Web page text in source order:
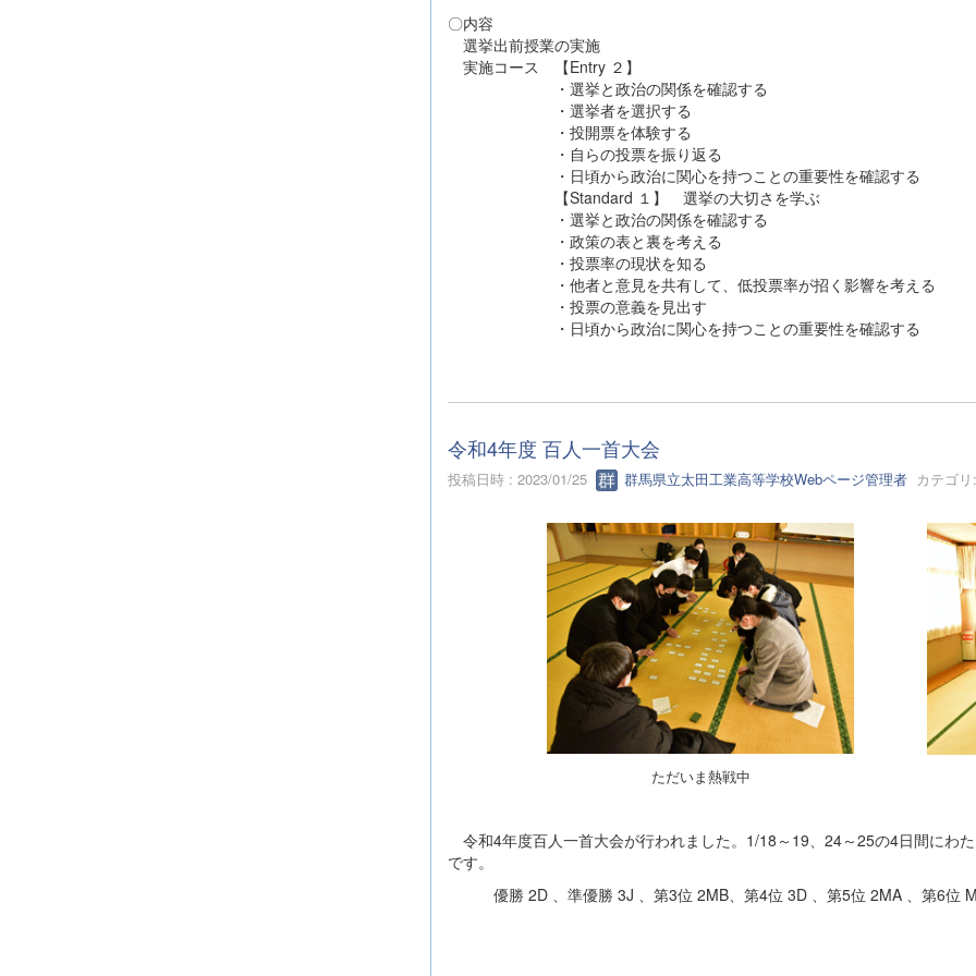
〇内容
選挙出前授業の実施
実施コース 【Entry ２】
・選挙と政治の関係を確認する
・選挙者を選択する
・投開票を体験する
・自らの投票を振り返る
・日頃から政治に関心を持つことの重要性を確認する
【Standard １】 選挙の大切さを学ぶ
・選挙と政治の関係を確認する
・政策の表と裏を考える
・投票率の現状を知る
・他者と意見を共有して、低投票率が招く影響を考える
・投票の意義を見出す
・日頃から政治に関心を持つことの重要性を確認する
令和4年度 百人一首大会
投稿日時 : 2023/01/25 群馬県立太田工業高等学校Webページ管理者カテゴリ:
ただいま熱戦中
令和4年度百人一首大会が行われました。1/18～19、24～25の4日間にわ
です。
優勝 2D 、準優勝 3J 、第3位 2MB、第4位 3D 、第5位 2MA 、第6位